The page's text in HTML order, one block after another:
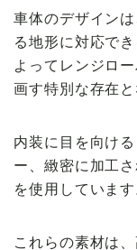
車体のデザイン
る地形に対応で
よってレンジロ
画す特別な存在と
内装に目を向け
ー、緻密に加工
を使用しています
これらの素材は